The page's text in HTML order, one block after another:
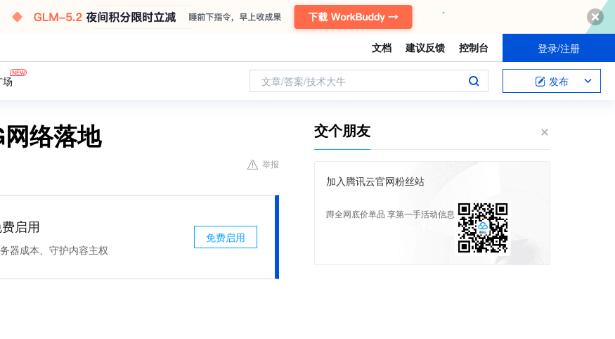
文档 建议反馈 控制台 登录/注册
场 文章/答案/技术大牛 发布
络落地
举报
启用
器成本、守护内容主权
免费启用
交个朋友
加入腾讯云官网粉丝站
蹲全网底价单品 享第一手活动信息